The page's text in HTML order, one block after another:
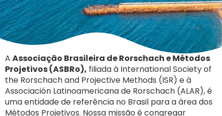
A Associação Brasileira de Rorschach e Métodos
Projetivos (ASBRo), filiada à International Society of
the Rorschach and Projective Methods (ISR) e à
Associación Latinoamericana de Rorschach (ALAR),é
uma entidade de referência no Brasil para a área dos
Métodos Projetivos. Nossa missão é congregar